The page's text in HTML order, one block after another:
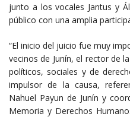
junto a los vocales Jantus y
público con una amplia
“El inicio del juicio fue muy
vecinos de Junín, el rector de
políticos, sociales y de
impulsor de la causa,
Nahuel Payun de Junín y
Memoria y Derechos